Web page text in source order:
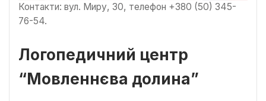
Контакти: вул. Миру, 30, телефон +380 (50) 345-
76-54.
Логопедичний центр
“Мовленнєва долина”